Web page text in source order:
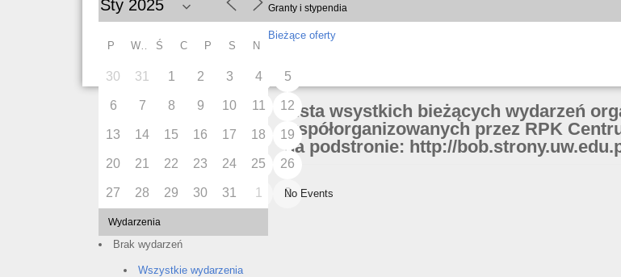
P Ś C P S N
30 31 1 2 3 4 5
6 7 8 9 10 11 12
13 14 15 16 17 18 19
20 21 22 23 24 25 26
27 28 29 30 31 1 2
Wydarzenia
Brak wydarzeń
Wszystkie wydarzenia
Granty i stypendia
Bieżące oferty
Lista wsystkich bieżących wydarzeń
współorganizowanych przez RPK
na podstronie: http://
No Events